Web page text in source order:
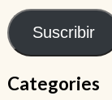
Suscribir
Categories